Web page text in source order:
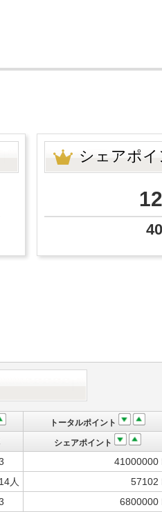
シェアポ
トータルポイント
シェアポイント
41000000
人
57102
6800000